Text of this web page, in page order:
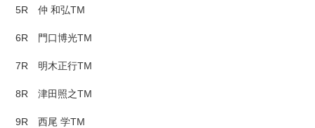
5R 仲 和弘TM
6R 門口博光TM
7R 明木正行TM
8R 津田照之TM
9R 西尾 学TM